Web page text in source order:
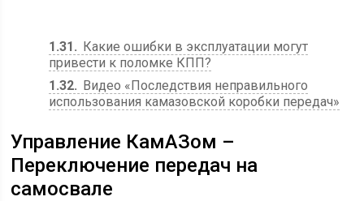
1.31
Какие ошибки в эксплуатации могут
привести к поломке КПП?
1.32
Видео «Последствия неправильного
использования камазовской коробки передач»
Управление КамАЗом –
Переключение передач на
самосвале